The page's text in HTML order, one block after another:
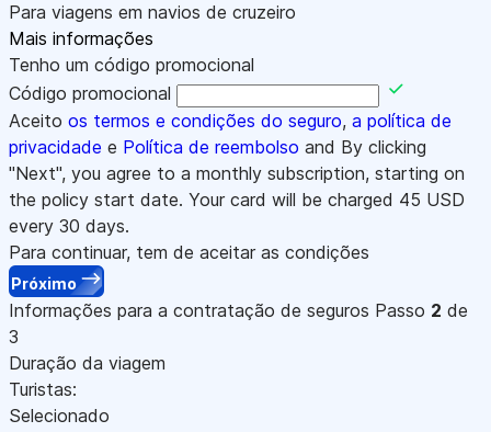
Para viagens em navios de cruzeiro
Mais informações
Tenho um código promocional
Código promocional
Aceito os termos e condições do seguro, a política de
privacidade e Política de reembolso and By clicking
"Next", you agree to a monthly subscription, starting on
the policy start date. Your card will be charged 45 USD
every 30 days.
Para continuar, tem de aceitar as condições
Próximo
Informações para a contratação de seguros Passo 2 de
3
Duração da viagem
Turistas:
Selecionado